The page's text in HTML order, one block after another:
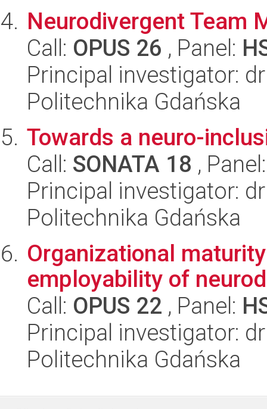
Neurodivergent Team
Call: OPUS 26 , Panel:
Principal investigator:
Politechnika Gdańska
Towards a neuro-
Call: SONATA 18 ,
Principal investigator:
Politechnika Gdańska
Organizational
employability of
Call: OPUS 22 , Panel:
Principal investigator:
Politechnika Gdańska